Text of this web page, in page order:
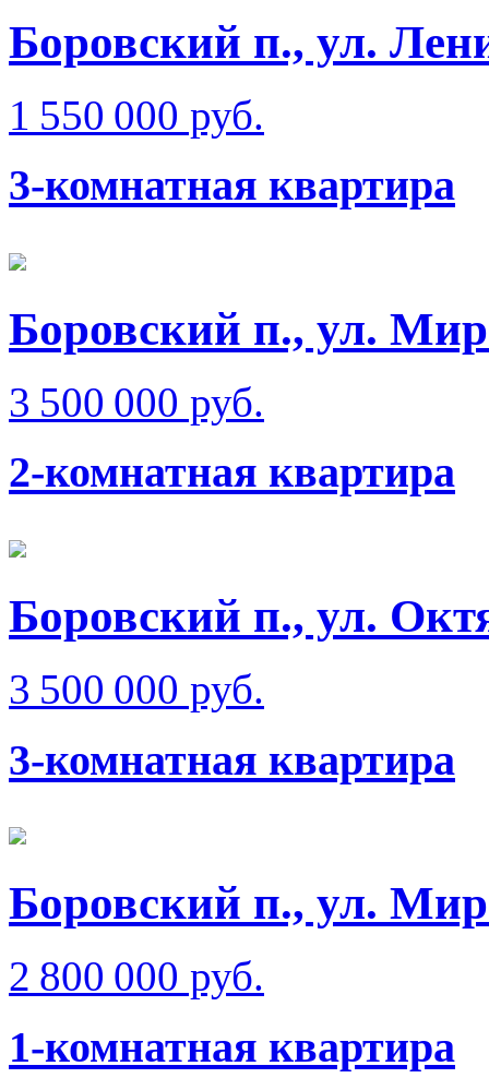
Боровский п., ул.
1 550 000 руб.
3-комнатная квартира
Боровский п., ул.
3 500 000 руб.
2-комнатная квартира
Боровский п., ул.
3 500 000 руб.
3-комнатная квартира
Боровский п., ул.
2 800 000 руб.
1-комнатная квартира